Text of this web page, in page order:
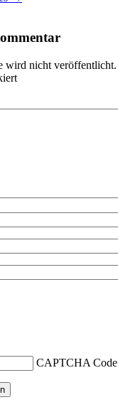
wird nicht veröffentlicht.
CAPTCHA Code